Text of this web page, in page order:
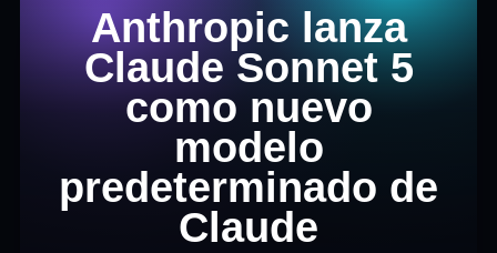
Anthropic lanza
Claude Sonnet 5
como nuevo
modelo
predeterminado de
Claude